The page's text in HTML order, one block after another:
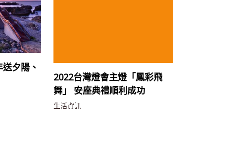
夕陽、
2022台灣燈會主燈「鳳彩飛
舞」 安座典禮順利成功
生活資訊